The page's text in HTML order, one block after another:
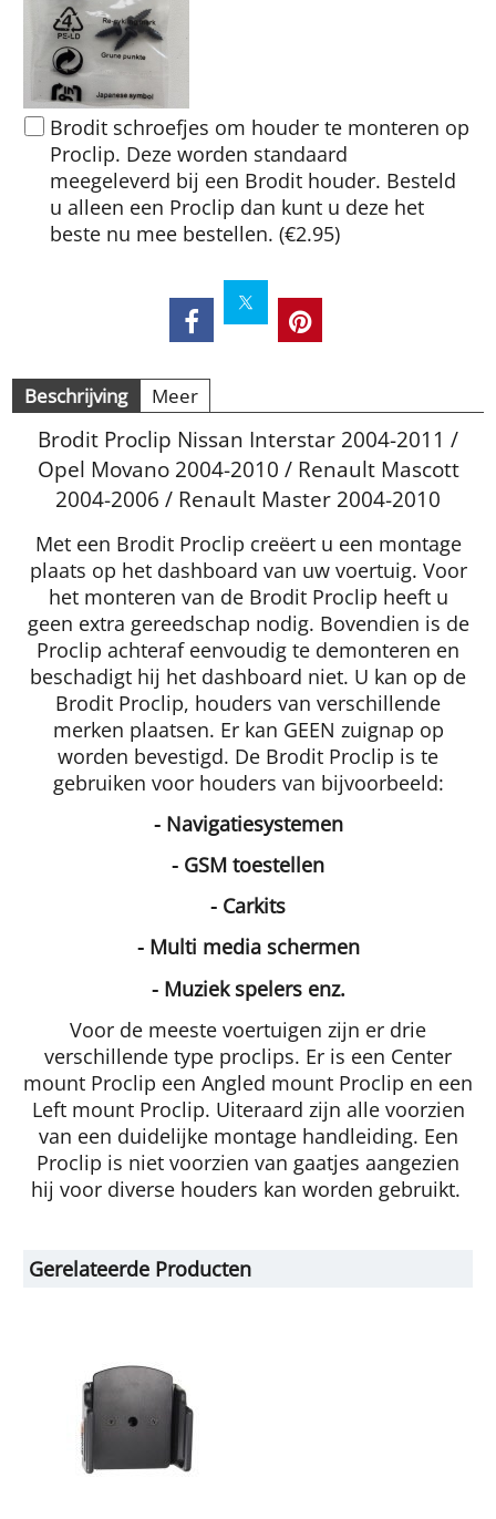
Brodit schroefjes om houder te monteren op
Proclip. Deze worden standaard
meegeleverd bij een Brodit houder. Besteld
u alleen een Proclip dan kunt u deze het
beste nu mee bestellen. (€2.95)
Beschrijving Meer
Brodit Proclip Nissan Interstar 2004-2011 /
Opel Movano 2004-2010 / Renault Mascott
2004-2006 / Renault Master 2004-2010
Met een Brodit Proclip creëert u een montage
plaats op het dashboard van uw voertuig. Voor
het monteren van de Brodit Proclip heeft u
geen extra gereedschap nodig. Bovendien is de
Proclip achteraf eenvoudig te demonteren en
beschadigt hij het dashboard niet. U kan op de
Brodit Proclip, houders van verschillende
merken plaatsen. Er kan GEEN zuignap op
worden bevestigd. De Brodit Proclip is te
gebruiken voor houders van bijvoorbeeld:
- Navigatiesystemen
- GSM toestellen
- Carkits
- Multi media schermen
- Muziek spelers enz.
Voor de meeste voertuigen zijn er drie
verschillende type proclips. Er is een Center
mount Proclip een Angled mount Proclip en een
Left mount Proclip. Uiteraard zijn alle voorzien
van een duidelijke montage handleiding. Een
Proclip is niet voorzien van gaatjes aangezien
hij voor diverse houders kan worden gebruikt.
Gerelateerde Producten